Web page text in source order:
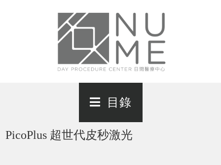
目錄
PicoPlus 超世代皮秒激光